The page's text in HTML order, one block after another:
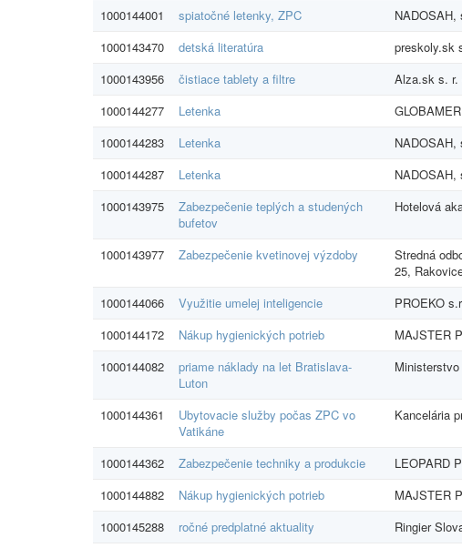
1000144001
spiatočné letenky, ZPC NADOSAH,
1000143470
detská literatúra preskoly.sk
1000143956
čistiace tablety a filtre Alza.sk s. r.
1000144277
Letenka
1000144283
Letenka NADOSAH,
1000144287
Letenka NADOSAH,
1000143975
Zabezpečenie teplých a studených
bufetov
Hotelová
1000143977 Zabezpečenie kvetinovej výzdoby
Stredná
25,
1000144066 Využitie umelej inteligencie PROEKO
1000144172
Nákup hygienických potrieb MAJSTER
1000144082
priame náklady na let Bratislava-
Luton
1000144361
Ubytovacie služby počas ZPC vo
Vatikáne
Kancelária
1000144362 Zabezpečenie techniky a produkcie LEOPARD
1000144882
Nákup hygienických potrieb MAJSTER
1000145288
ročné predplatné aktuality Ringier